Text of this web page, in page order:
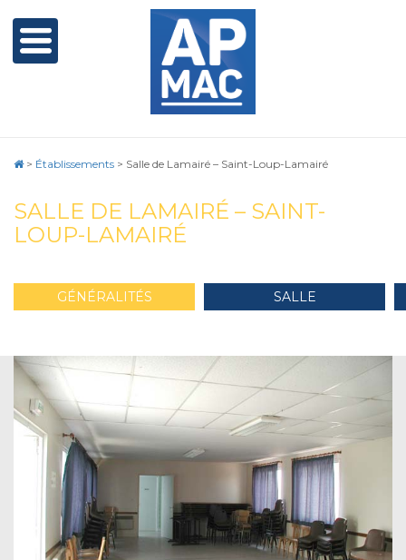
> Établissements > Salle de Lamairé – Saint-Loup-Lamairé
SALLE DE LAMAIRÉ – SAINT-
LOUP-LAMAIRÉ
GÉNÉRALITÉS SALLE